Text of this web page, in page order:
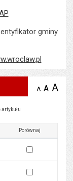
gminy
A zmniejsz
A A
Porównaj
Pokaż podgląd wersji z dnia
Zaznacz wersję do
Pokaż podgląd wersji z dnia
Zaznacz wersję do